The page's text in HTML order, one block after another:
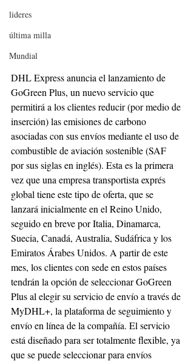
lideres
última milla
Mundial
DHL Express anuncia el lanzamiento de
GoGreen Plus, un nuevo servicio que
permitirá a los clientes reducir (por medio de
inserción) las emisiones de carbono
asociadas con sus envíos mediante el uso de
combustible de aviación sostenible (SAF
por sus siglas en inglés). Esta es la primera
vez que una empresa transportista exprés
global tiene este tipo de oferta, que se
lanzará inicialmente en el Reino Unido,
seguido en breve por Italia, Dinamarca,
Suecia, Canadá, Australia, Sudáfrica y los
Emiratos Árabes Unidos. A partir de este
mes, los clientes con sede en estos países
tendrán la opción de seleccionar GoGreen
Plus al elegir su servicio de envío a través de
MyDHL+, la plataforma de seguimiento y
envío en línea de la compañía. El servicio
está diseñado para ser totalmente flexible, ya
que se puede seleccionar para envíos